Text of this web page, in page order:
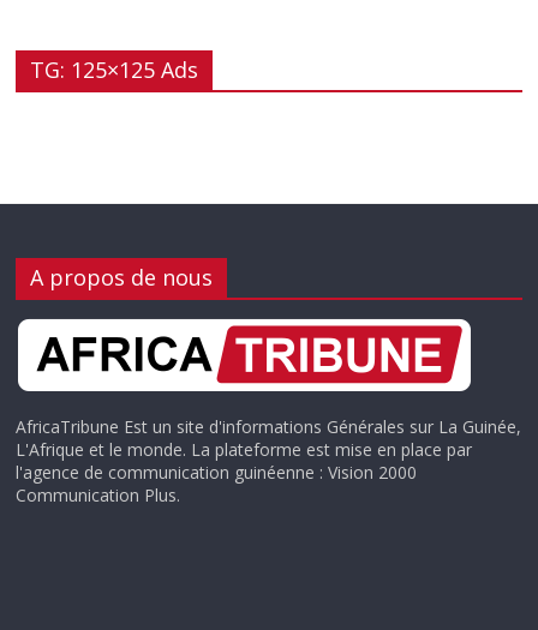
TG: 125×125 Ads
A propos de nous
AfricaTribune Est un site d'informations Générales sur La Guinée,
L'Afrique et le monde. La plateforme est mise en place par
l'agence de communication guinéenne : Vision 2000
Communication Plus.